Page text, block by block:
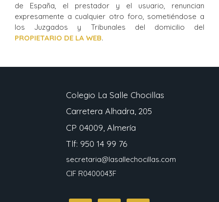
de España, el prestador y el usuario, renuncian
expresamente a cualquier otro foro, sometiéndose a
los Juzgados y Tribunales del domicilio del
PROPIETARIO DE LA WEB.
Colegio La Salle Chocillas
Carretera Alhadra, 205
CP 04009, Almería
Tlf: 950 14 99 76
secretaria@lasallechocillas.com
CIF R0400043F